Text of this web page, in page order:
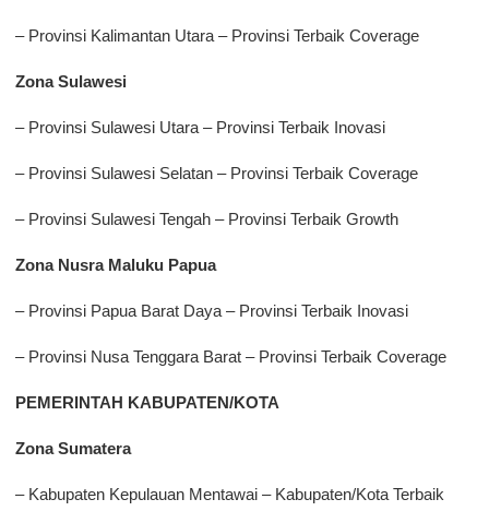
– Provinsi Kalimantan Utara – Provinsi Terbaik Coverage
Zona Sulawesi
– Provinsi Sulawesi Utara – Provinsi Terbaik Inovasi
– Provinsi Sulawesi Selatan – Provinsi Terbaik Coverage
– Provinsi Sulawesi Tengah – Provinsi Terbaik Growth
Zona Nusra Maluku Papua
– Provinsi Papua Barat Daya – Provinsi Terbaik Inovasi
– Provinsi Nusa Tenggara Barat – Provinsi Terbaik Coverage
PEMERINTAH KABUPATEN/KOTA
Zona Sumatera
– Kabupaten Kepulauan Mentawai – Kabupaten/Kota Terbaik